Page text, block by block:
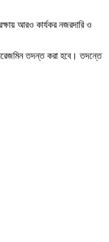
আরও কার্যকর নজরদারি ও
সরেজমিন তদন্ত করা হবে। তদন্তে